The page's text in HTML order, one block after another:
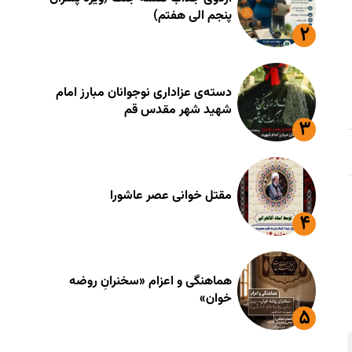
پنجم الی هفتم)
دسته‌ی عزاداری نوجوانان مبارز امام
شهید شهر مقدس قم
مقتل خوانی عصر عاشورا
هماهنگی و اعزام «سخنرانِ روضه
خوان»